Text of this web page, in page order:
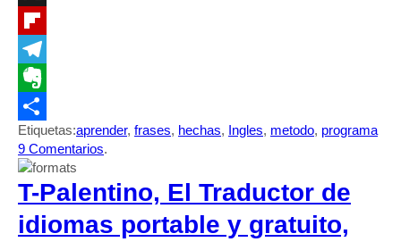
Flipboard
Telegram
Evernote
Compartir
Etiquetas:aprender, frases, hechas, Ingles, metodo, programa
9 Comentarios.
T-Palentino, El Traductor de
idiomas portable y gratuito,